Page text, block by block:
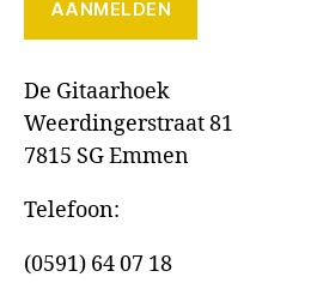
De Gitaarhoek
Weerdingerstraat 81
7815 SG Emmen
Telefoon:
(0591) 64 07 18